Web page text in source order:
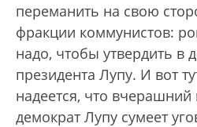
переманить на свою
фракции коммунистов:
надо, чтобы утвердить в
президента Лупу. И вот
надеется, что вчерашний
демократ Лупу сумеет